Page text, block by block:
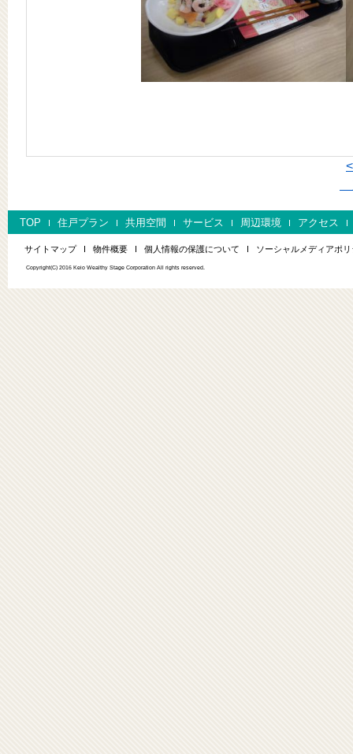
TOP 住戸プラン 共用空間 サービス 周辺環境 アクセス
サイトマップ 物件概要 個人情報の保護について ソーシャルメディアポ
Copyright(C) 2016 Keio Wealthy Stage Corporation All rights reserved.